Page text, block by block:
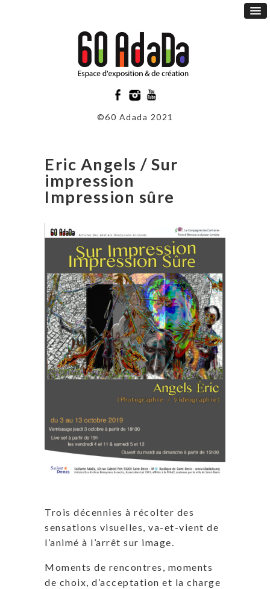
©60 Adada 2021
Eric Angels / Sur
impression
Impression sûre
Trois décennies à récolter des
sensations visuelles, va-et-vient de
l’animé à l’arrêt sur image.
Moments de rencontres, moments
de choix, d’acceptation et la charge